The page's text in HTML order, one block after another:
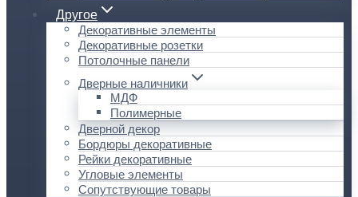
Другое
Декоративные элементы
Декоративные розетки
Потолочные панели
Дверные наличники
МДФ
Полимерные
Дверной декор
Бордюры декоративные
Рейки декоративные
Угловые элементы
Сопутствующие товары